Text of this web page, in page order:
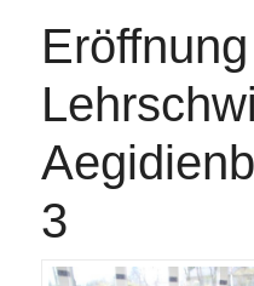
Eröffnung
3